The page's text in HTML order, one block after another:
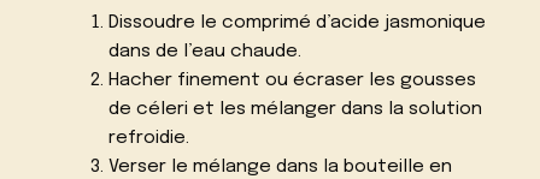
Dissoudre le comprimé d’acide jasmonique
dans de l’eau chaude.
Hacher finement ou écraser les gousses
de céleri et les mélanger dans la solution
refroidie.
Verser le mélange dans la bouteille en